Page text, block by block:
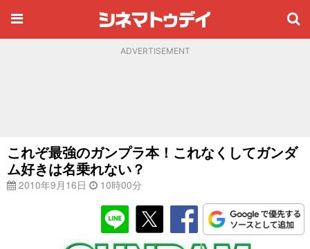
ADVERTISEMENT
これぞ最強のガンプラ本！これなくしてガンダ
ム好きは名乗れない？
2010年9月16日 10時00分